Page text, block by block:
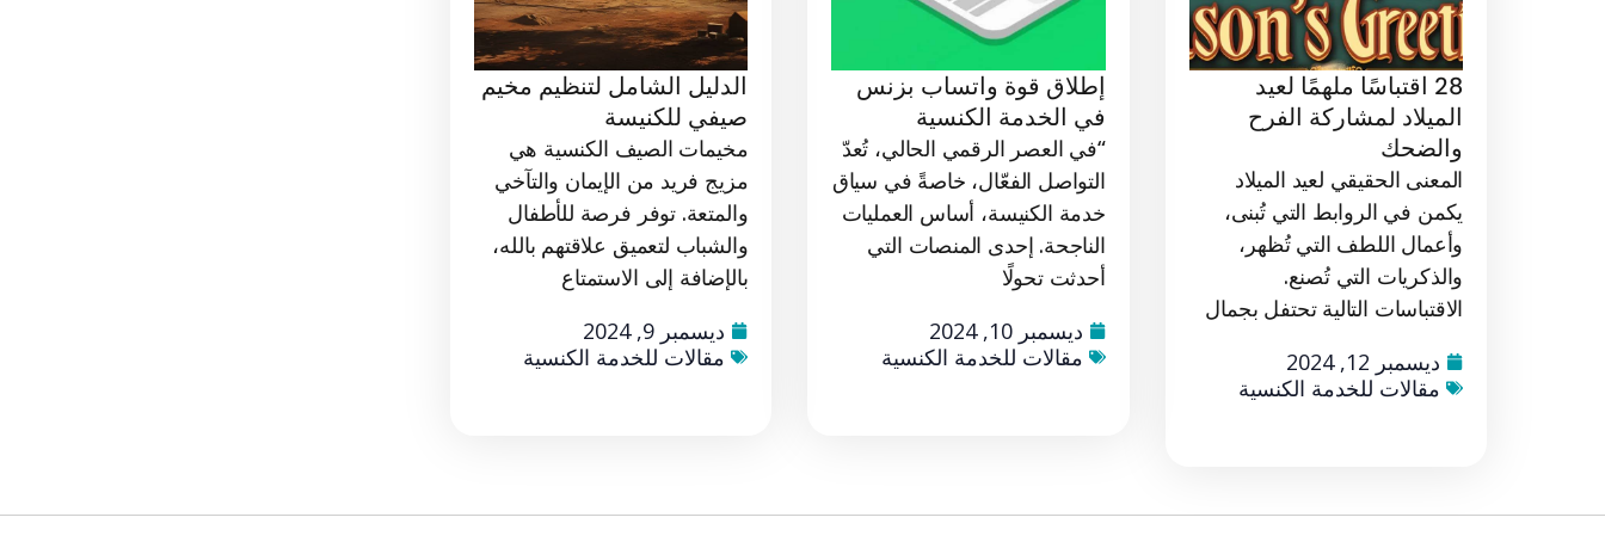
28 اقتباسًا ملهمًا لعيد
الميلاد لمشاركة الفرح
والضحك
المعنى الحقيقي لعيد الميلاد
يكمن في الروابط التي تُبنى،
وأعمال اللطف التي تُظهر،
والذكريات التي تُصنع.
الاقتباسات التالية تحتفل بجمال
ديسمبر 12, 2024
مقالات للخدمة الكنسية
إطلاق قوة واتساب بزنس
في الخدمة الكنسية
“في العصر الرقمي الحالي، تُعدّ
التواصل الفعّال، خاصةً في سياق
خدمة الكنيسة، أساس العمليات
الناجحة. إحدى المنصات التي
أحدثت تحولًا
ديسمبر 10, 2024
مقالات للخدمة الكنسية
الدليل الشامل لتنظيم مخيم
صيفي للكنيسة
مخيمات الصيف الكنسية هي
مزيج فريد من الإيمان والتآخي
والمتعة. توفر فرصة للأطفال
والشباب لتعميق علاقتهم بالله،
بالإضافة إلى الاستمتاع
ديسمبر 9, 2024
مقالات للخدمة الكنسية